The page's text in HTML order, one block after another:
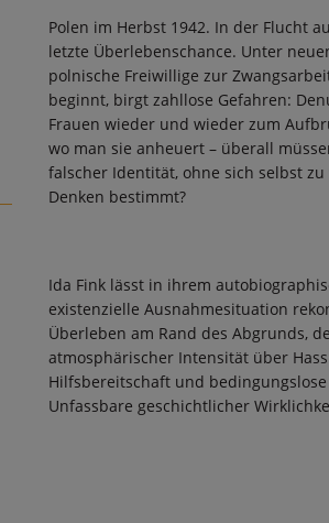
Polen im Herbst 1942. In der Flucht
letzte Überlebenschance. Unter
polnische Freiwillige zur
beginnt, birgt zahllose Gefahren:
Frauen wieder und wieder zum
wo man sie anheuert – überall
falscher Identität, ohne sich selbst
Denken bestimmt?
Ida Fink lässt in ihrem
existenzielle Ausnahmesituation
Überleben am Rand des Abgrunds,
atmosphärischer Intensität über
Hilfsbereitschaft und
Unfassbare geschichtlicher